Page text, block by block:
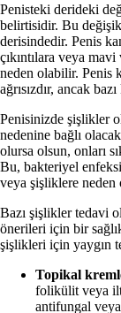
Penisteki derideki
belirtisidir. Bu
derisindedir. Penis
çıkıntılara veya
neden olabilir. Penis
ağrısızdır, ancak
Penisinizde şişlikler
nedenine bağlı
olursa olsun, onları
Bu, bakteriyel
veya şişliklere
Bazı şişlikler tedavi
önerileri için bir
şişlikleri için yaygın
Topikal
folikülit veya
antifungal